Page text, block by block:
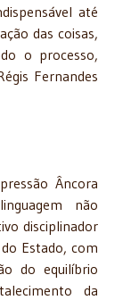
até
das coisas,
o processo,
Fernandes
Âncora
não
disciplinador
Estado, com
do equilíbrio
da